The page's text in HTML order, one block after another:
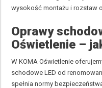
wysokość montażu i rozstaw
Oprawy
Oświetlenie –
W KOMA Oświetlenie
schodowe LED od
spełnia normy